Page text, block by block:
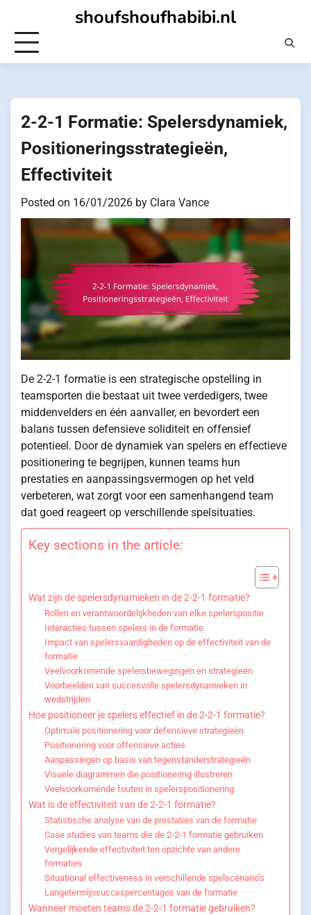
content
shoufshoufhabibi.nl
2-2-1 Formatie: Spelersdynamiek,
Positioneringsstrategieën,
Effectiviteit
Posted on 16/01/2026 by Clara Vance
De 2-2-1 formatie is een strategische opstelling in
teamsporten die bestaat uit twee verdedigers, twee
middenvelders en één aanvaller, en bevordert een
balans tussen defensieve soliditeit en offensief
potentieel. Door de dynamiek van spelers en effectieve
positionering te begrijpen, kunnen teams hun
prestaties en aanpassingsvermogen op het veld
verbeteren, wat zorgt voor een samenhangend team
dat goed reageert op verschillende spelsituaties.
Key sections in the article:
Wat zijn de spelersdynamieken in de 2-2-1 formatie?
Rollen en verantwoordelijkheden van elke spelerspositie
Interacties tussen spelers in de formatie
Impact van spelersvaardigheden op de effectiviteit van de
formatie
Veelvoorkomende spelersbewegingen en strategieën
Voorbeelden van succesvolle spelersdynamieken in
wedstrijden
Hoe positioneer je spelers effectief in de 2-2-1 formatie?
Optimale positionering voor defensieve strategieën
Positionering voor offensieve acties
Aanpassingen op basis van tegenstanderstrategieën
Visuele diagrammen die positionering illustreren
Veelvoorkomende fouten in spelerspositionering
Wat is de effectiviteit van de 2-2-1 formatie?
Statistische analyse van de prestaties van de formatie
Case studies van teams die de 2-2-1 formatie gebruiken
Vergelijkende effectiviteit ten opzichte van andere
formaties
Situational effectiveness in verschillende spelscenario’s
Langetermijnsuccespercentages van de formatie
Wanneer moeten teams de 2-2-1 formatie gebruiken?